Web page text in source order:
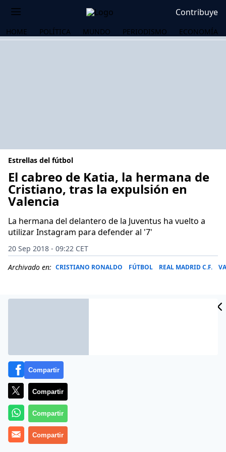
Contribuye
HOME POLÍTICA MUNDO PERIODISMO ECONOMÍA
Estrellas del fútbol
El cabreo de Katia, la hermana de
Cristiano, tras la expulsión en
Valencia
La hermana del delantero de la Juventus ha vuelto a
utilizar Instagram para defender al '7'
20 Sep 2018 - 09:22 CET
Archivado en: CRISTIANO RONALDO FÚTBOL REAL MADRID C.F.
La primera jornada va a traer cola. En los minutos
finales de la primera parte Cristiano Ronaldo ha sido
Compartir
Compartir
Compartir
Compartir